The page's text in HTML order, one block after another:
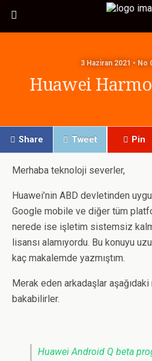
3 Haziran 2021 • No
Huawei
Share Tweet Pin
Merhaba teknoloji severler,
Huawei’nin ABD devletinden
Google mobile ve diğer tüm
nerede ise işletim sistemsiz
lisansı alamıyordu. Bu konuyu
kaç makalemde yazmıştım.
Merak eden arkadaşlar
bakabilirler.
Huawei Android Q beta